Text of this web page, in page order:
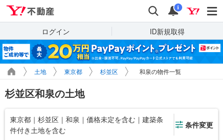
検索 通知
i
ログイン ID新規取得
土地 東京都 杉並区 和泉の物件一覧
杉並区和泉の土地
東京都｜杉並区｜和泉｜価格未定を含む｜建築条
件付き土地を含む
条件変更